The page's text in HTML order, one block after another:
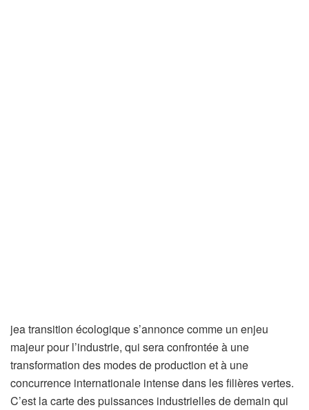
jea transition écologique s’annonce comme un enjeu
majeur pour l’industrie, qui sera confrontée à une
transformation des modes de production et à une
concurrence internationale intense dans les filières vertes.
C’est la carte des puissances industrielles de demain qui